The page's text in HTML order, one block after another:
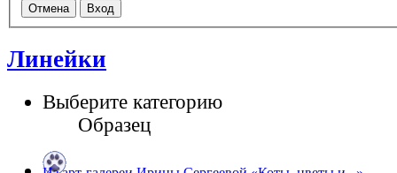
Линейки
Выберите категорию
Образец